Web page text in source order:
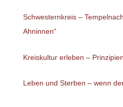
Schwesternkreis –
Ahninnen“
Kreiskultur erleben –
Leben und Sterben – wenn